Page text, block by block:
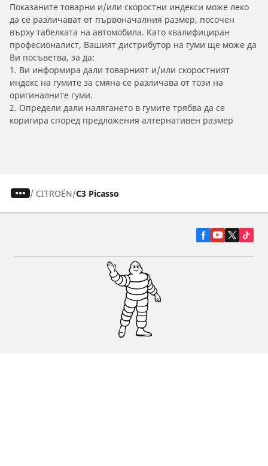
Показаните товарни и/или скоростни индекси може леко
да се различават от първоначалния размер, посочен
върху табелката на автомобила. Като квалифициран
професионалист, Вашият дистрибутор на гуми ще може да
Ви посъветва, за да:
1. Ви информира дали товарният и/или скоростният
индекс на гумите за смяна се различава от този на
оригиналните гуми.
2. Определи дали налягането в гумите трябва да се
коригира според предложения алтернативен размер
/ CITROËN C3 Picasso